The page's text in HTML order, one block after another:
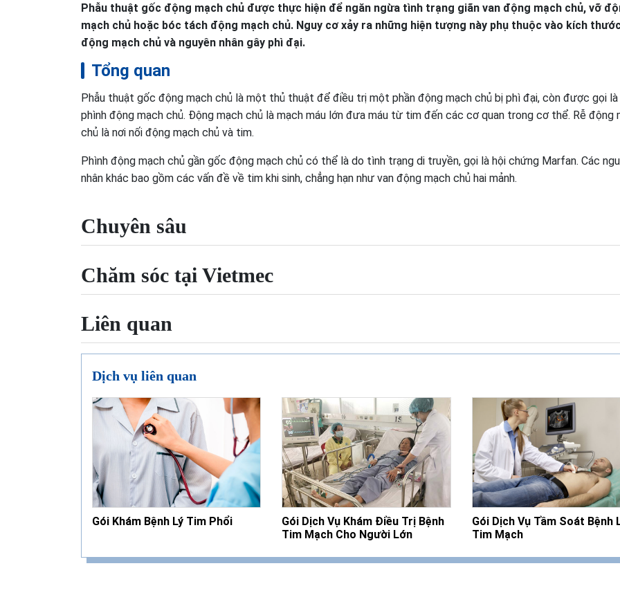
Phẫu thuật gốc động mạch chủ được thực hiện để ngăn ngừa tình trạng giãn van động mạch chủ, vỡ
mạch chủ hoặc bóc tách động mạch chủ. Nguy cơ xảy ra những hiện tượng này phụ thuộc vào kích
động mạch chủ và nguyên nhân gây phì đại.
Tổng quan
Phẫu thuật gốc động mạch chủ là một thủ thuật để điều trị một phần động mạch chủ bị phì đại, còn được gọi
phình động mạch chủ. Động mạch chủ là mạch máu lớn đưa máu từ tim đến các cơ quan trong cơ thể. Rễ động
chủ là nơi nối động mạch chủ và tim.
Phình động mạch chủ gần gốc động mạch chủ có thể là do tình trạng di truyền, gọi là hội chứng Marfan. Các
nhân khác bao gồm các vấn đề về tim khi sinh, chẳng hạn như van động mạch chủ hai mảnh.
Chuyên sâu
Chăm sóc tại Vietmec
Liên quan
Dịch vụ liên quan
Gói Khám Bệnh Lý Tim Phổi
Gói Dịch Vụ Khám Điều Trị Bệnh
Tim Mạch Cho Người Lớn
Gói Dịch Vụ Tầm Soát Bệnh
Tim Mạch